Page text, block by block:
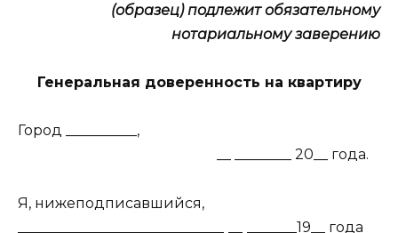
(образец) подлежит обязательному
нотариальному заверению
Генеральная доверенность на квартиру
Город __________,
__ ________ 20__ года.
Я, нижеподписавшийся,
19__ года